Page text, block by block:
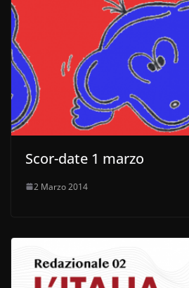
Scor-date 1 marzo
2 Marzo 2014